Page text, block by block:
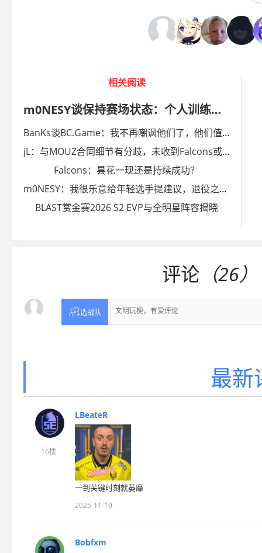
相关阅读
m0NESY谈保持赛场状态：个人训练和团队合练二者缺一不可
BanKs谈BC.Game：我不再嘲讽他们了，他们值得被认真关注
jL：与MOUZ合同细节有分歧，未收到Falcons或Vitality报价
Falcons：昙花一现还是持续成功？
m0NESY：我很乐意给年轻选手提建议，退役之后想当教练
BLAST赏金赛2026 S2 EVP与全明星阵容揭晓
评论 （26）
选战队
最新
16楼
LBeateR
一到关键时刻就萎靡
2025-11-10
Bobfxm